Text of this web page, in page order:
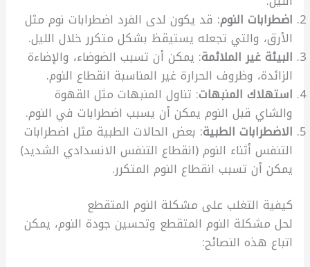
اضطرابات النوم: قد يكون لدى الفرد اضطرابات نوم مثل
الأرق، والتي تجعله يستيقظ بشكل متكرر خلال الليل.
البيئة غير الملائمة: يمكن أن تسبب الضوضاء، والإضاءة
الزائدة، وظروف الحرارة غير المناسبة انقطاع النوم.
استهلاك المنبهات: تناول المنبهات مثل القهوة
والشاي قبل النوم يمكن أن يسبب اضطرابات في النوم.
الاضطرابات الطبية: بعض الحالات الطبية مثل اضطرابات
التنفس أثناء النوم (انقطاع التنفس الانسدادي الشديد)
يمكن أن تسبب انقطاع النوم المتكرر.
كيفية التغلب على مشكلة النوم المتقطع
لحل مشكلة النوم المتقطع وتحسين جودة النوم، يمكن
اتباع هذه النصائح: